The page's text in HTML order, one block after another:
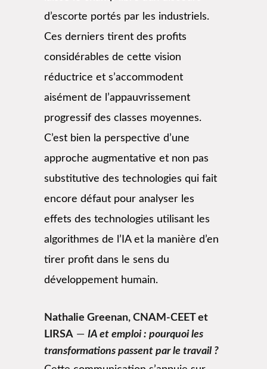
d’escorte portés par les industriels.
Ces derniers tirent des profits
considérables de cette vision
réductrice et s’accommodent
aisément de l’appauvrissement
progressif des classes moyennes.
C’est bien la perspective d’une
approche augmentative et non pas
substitutive des technologies qui fait
encore défaut pour analyser les
effets des technologies utilisant les
algorithmes de l’IA et la manière d’en
tirer profit dans le sens du
développement humain.
Nathalie Greenan, CNAM-CEET et
LIRSA — IA et emploi : pourquoi les
transformations passent par le travail ?